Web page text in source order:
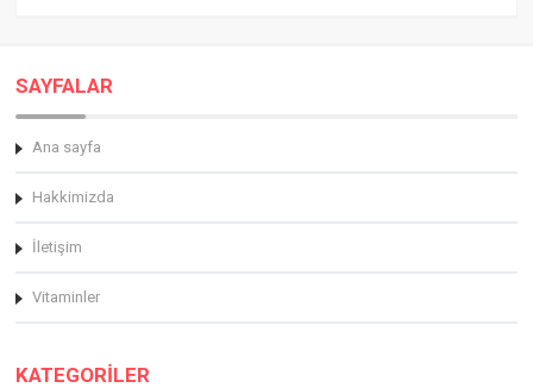
SAYFALAR
Ana sayfa
Hakkimizda
İletişim
Vitaminler
KATEGORİLER